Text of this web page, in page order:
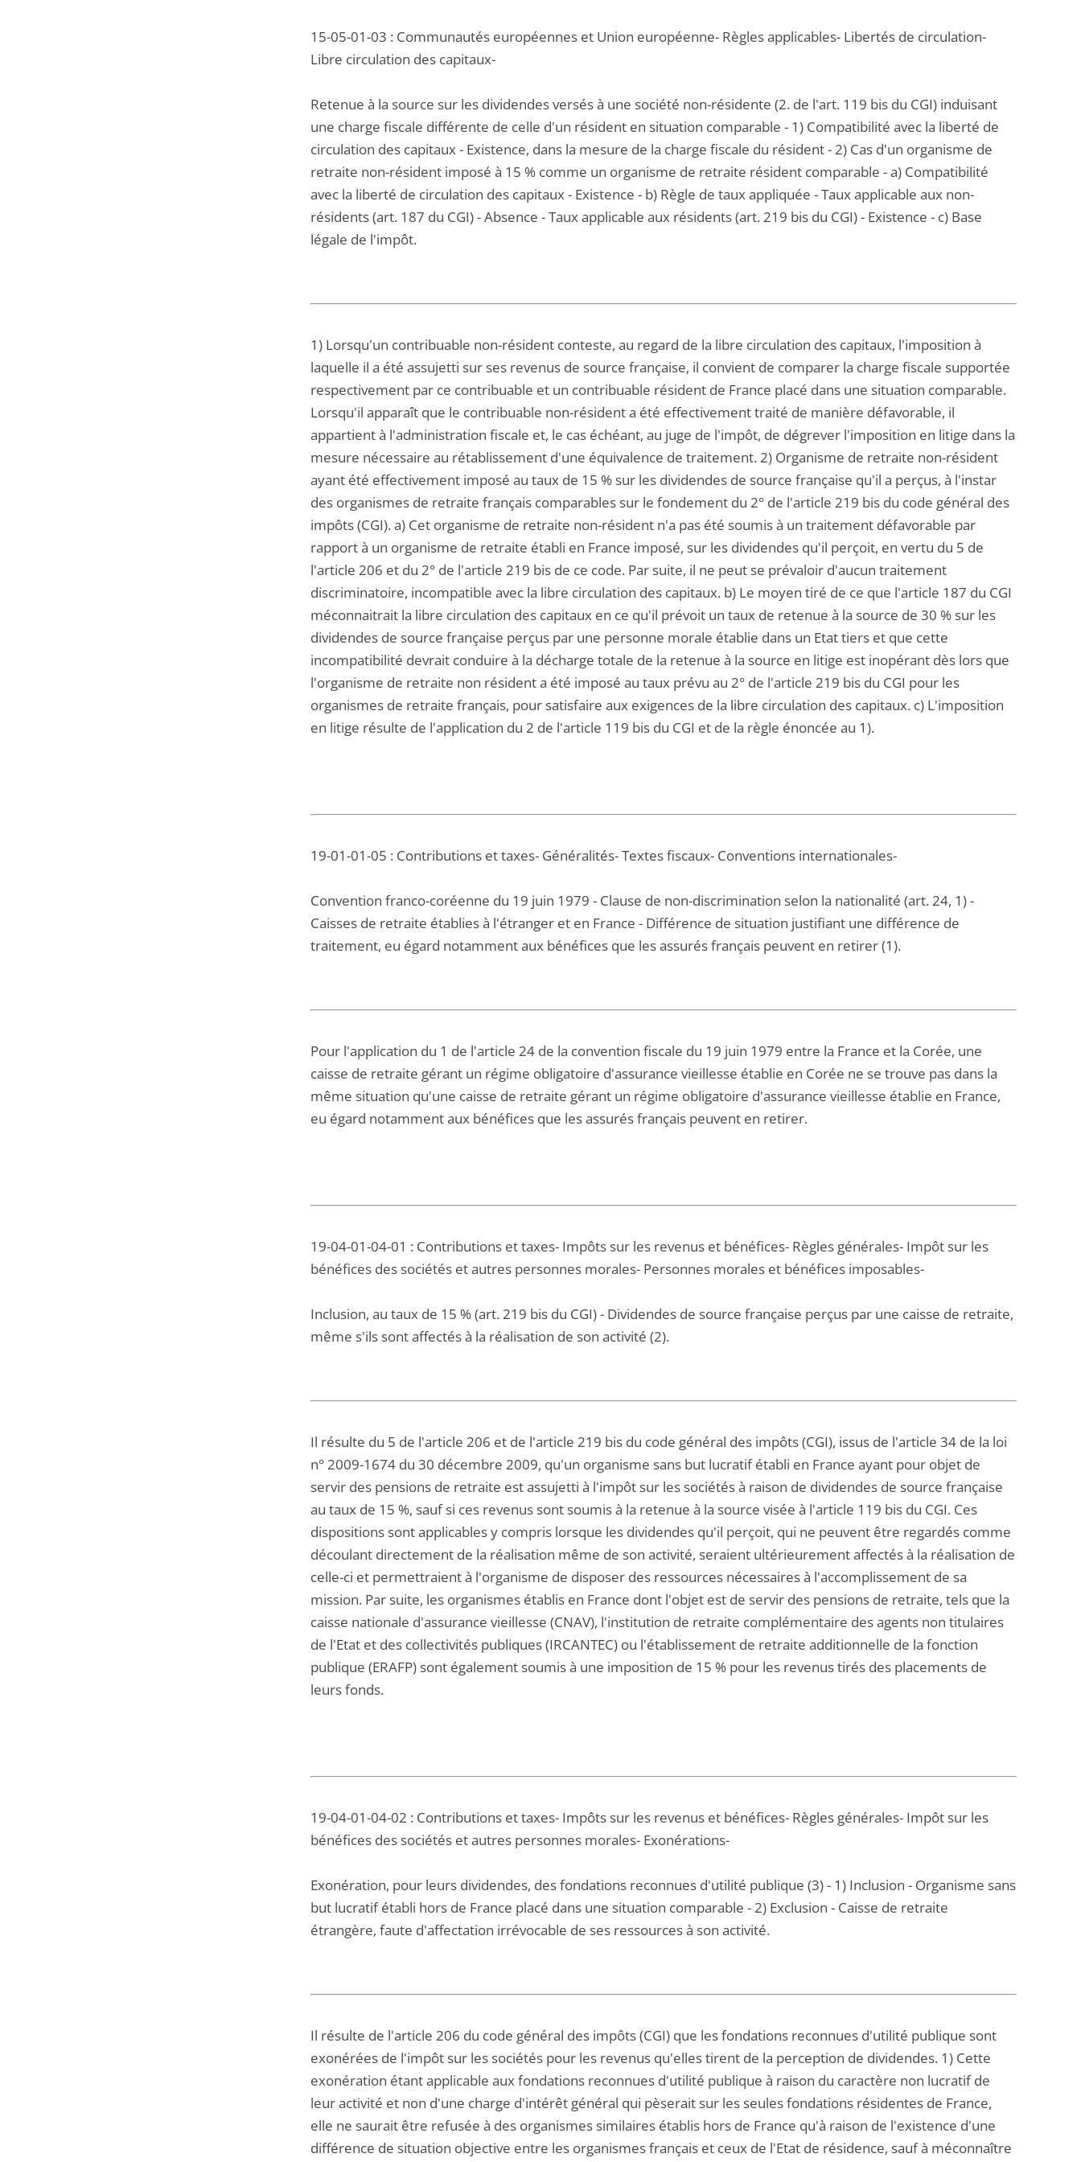
15-05-01-03 : Communautés européennes et Union européenne- Règles applicables- Libertés de circulation-
Libre circulation des capitaux-
Retenue à la source sur les dividendes versés à une société non-résidente (2. de l'art. 119 bis du CGI) induisant
une charge fiscale différente de celle d'un résident en situation comparable - 1) Compatibilité avec la liberté de
circulation des capitaux - Existence, dans la mesure de la charge fiscale du résident - 2) Cas d'un organisme de
retraite non-résident imposé à 15 % comme un organisme de retraite résident comparable - a) Compatibilité
avec la liberté de circulation des capitaux - Existence - b) Règle de taux appliquée - Taux applicable aux non-
résidents (art. 187 du CGI) - Absence - Taux applicable aux résidents (art. 219 bis du CGI) - Existence - c) Base
légale de l'impôt.
1) Lorsqu'un contribuable non-résident conteste, au regard de la libre circulation des capitaux, l'imposition à
laquelle il a été assujetti sur ses revenus de source française, il convient de comparer la charge fiscale supportée
respectivement par ce contribuable et un contribuable résident de France placé dans une situation comparable.
Lorsqu'il apparaît que le contribuable non-résident a été effectivement traité de manière défavorable, il
appartient à l'administration fiscale et, le cas échéant, au juge de l'impôt, de dégrever l'imposition en litige dans la
mesure nécessaire au rétablissement d'une équivalence de traitement. 2) Organisme de retraite non-résident
ayant été effectivement imposé au taux de 15 % sur les dividendes de source française qu'il a perçus, à l'instar
des organismes de retraite français comparables sur le fondement du 2° de l'article 219 bis du code général des
impôts (CGI). a) Cet organisme de retraite non-résident n'a pas été soumis à un traitement défavorable par
rapport à un organisme de retraite établi en France imposé, sur les dividendes qu'il perçoit, en vertu du 5 de
l'article 206 et du 2° de l'article 219 bis de ce code. Par suite, il ne peut se prévaloir d'aucun traitement
discriminatoire, incompatible avec la libre circulation des capitaux. b) Le moyen tiré de ce que l'article 187 du CGI
méconnaitrait la libre circulation des capitaux en ce qu'il prévoit un taux de retenue à la source de 30 % sur les
dividendes de source française perçus par une personne morale établie dans un Etat tiers et que cette
incompatibilité devrait conduire à la décharge totale de la retenue à la source en litige est inopérant dès lors que
l'organisme de retraite non résident a été imposé au taux prévu au 2° de l'article 219 bis du CGI pour les
organismes de retraite français, pour satisfaire aux exigences de la libre circulation des capitaux. c) L'imposition
en litige résulte de l'application du 2 de l'article 119 bis du CGI et de la règle énoncée au 1).
19-01-01-05 : Contributions et taxes- Généralités- Textes fiscaux- Conventions internationales-
Convention franco-coréenne du 19 juin 1979 - Clause de non-discrimination selon la nationalité (art. 24, 1) -
Caisses de retraite établies à l'étranger et en France - Différence de situation justifiant une différence de
traitement, eu égard notamment aux bénéfices que les assurés français peuvent en retirer (1).
Pour l'application du 1 de l'article 24 de la convention fiscale du 19 juin 1979 entre la France et la Corée, une
caisse de retraite gérant un régime obligatoire d'assurance vieillesse établie en Corée ne se trouve pas dans la
même situation qu'une caisse de retraite gérant un régime obligatoire d'assurance vieillesse établie en France,
eu égard notamment aux bénéfices que les assurés français peuvent en retirer.
19-04-01-04-01 : Contributions et taxes- Impôts sur les revenus et bénéfices- Règles générales- Impôt sur les
bénéfices des sociétés et autres personnes morales- Personnes morales et bénéfices imposables-
Inclusion, au taux de 15 % (art. 219 bis du CGI) - Dividendes de source française perçus par une caisse de retraite,
même s'ils sont affectés à la réalisation de son activité (2).
Il résulte du 5 de l'article 206 et de l'article 219 bis du code général des impôts (CGI), issus de l'article 34 de la loi
n° 2009-1674 du 30 décembre 2009, qu'un organisme sans but lucratif établi en France ayant pour objet de
servir des pensions de retraite est assujetti à l'impôt sur les sociétés à raison de dividendes de source française
au taux de 15 %, sauf si ces revenus sont soumis à la retenue à la source visée à l'article 119 bis du CGI. Ces
dispositions sont applicables y compris lorsque les dividendes qu'il perçoit, qui ne peuvent être regardés comme
découlant directement de la réalisation même de son activité, seraient ultérieurement affectés à la réalisation de
celle-ci et permettraient à l'organisme de disposer des ressources nécessaires à l'accomplissement de sa
mission. Par suite, les organismes établis en France dont l'objet est de servir des pensions de retraite, tels que la
caisse nationale d'assurance vieillesse (CNAV), l'institution de retraite complémentaire des agents non titulaires
de l'Etat et des collectivités publiques (IRCANTEC) ou l'établissement de retraite additionnelle de la fonction
publique (ERAFP) sont également soumis à une imposition de 15 % pour les revenus tirés des placements de
leurs fonds.
19-04-01-04-02 : Contributions et taxes- Impôts sur les revenus et bénéfices- Règles générales- Impôt sur les
bénéfices des sociétés et autres personnes morales- Exonérations-
Exonération, pour leurs dividendes, des fondations reconnues d'utilité publique (3) - 1) Inclusion - Organisme sans
but lucratif établi hors de France placé dans une situation comparable - 2) Exclusion - Caisse de retraite
étrangère, faute d'affectation irrévocable de ses ressources à son activité.
Il résulte de l'article 206 du code général des impôts (CGI) que les fondations reconnues d'utilité publique sont
exonérées de l'impôt sur les sociétés pour les revenus qu'elles tirent de la perception de dividendes. 1) Cette
exonération étant applicable aux fondations reconnues d'utilité publique à raison du caractère non lucratif de
leur activité et non d'une charge d'intérêt général qui pèserait sur les seules fondations résidentes de France,
elle ne saurait être refusée à des organismes similaires établis hors de France qu'à raison de l'existence d'une
différence de situation objective entre les organismes français et ceux de l'Etat de résidence, sauf à méconnaître